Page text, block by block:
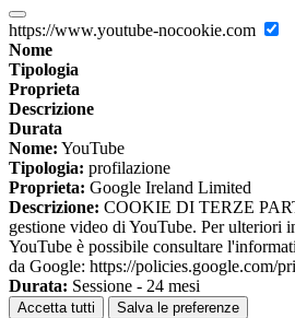
https://www.youtube-nocookie.com
Nome
Tipologia
Proprieta
Descrizione
Durata
Nome: YouTube
Tipologia: profilazione
Proprieta: Google Ireland Limited
Descrizione: COOKIE DI TERZE
gestione video di YouTube. Per ulteriori
YouTube è possibile consultare
da Google: https://policies.google.com/
Durata: Sessione - 24 mesi
Accetta tutti Salva le preferenze